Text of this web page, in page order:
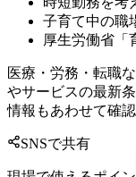
子育て中の職
厚生労働省「
医療・労務・転職
やサービスの最新
情報もあわせて確
SNSで共有